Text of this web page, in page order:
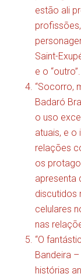
estão ali
Saint-
e o
“Socorro,
Badaró
o uso
atuais, e
relações
os
apresenta
discutidos
celulares
nas
“O
Bandeira
histórias